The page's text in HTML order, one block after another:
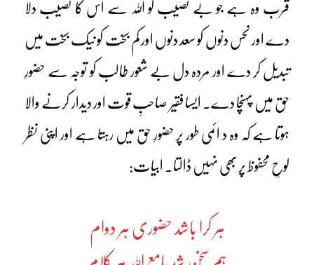
قرب وہ ہے جو بے نصیب کو اللہ سے اس کا نصیب دلا
دے اور نحس دنوں کو سعد دنوں اور کم بخت کو نیک بخت میں
تبدیل کر دے اور مردہ دل بے شعور طالب کو توجہ سے حضورِ
حق میں پہنچا دے۔ ایسا فقیر صاحبِ قوت اور دیدار کرنے والا
ہوتا ہے کہ وہ د ائمی طور پر حضورِ حق میں رہتا ہے اور اپنی نظر
لوحِ محفوظ پر بھی نہیں ڈالتا۔ ابیات:
ہر کرا باشد حضوری ہر دوام